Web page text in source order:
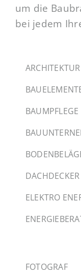
um die
bei jedem
DACHDECKER
ELEKTRO
FOTOGRAF